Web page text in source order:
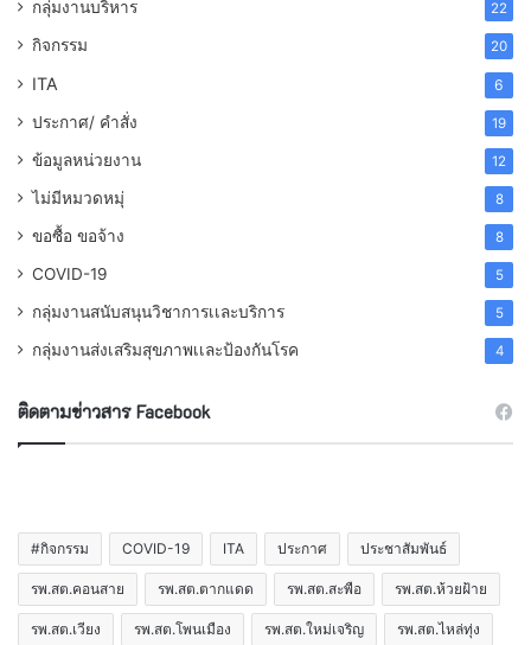
กลุ่มงานบริหาร 22
กิจกรรม 20
ITA 6
ประกาศ/ คำสั่ง 19
ข้อมูลหน่วยงาน 12
ไม่มีหมวดหมุ่ 8
ขอซื้อ ขอจ้าง 8
COVID-19 5
กลุ่มงานสนับสนุนวิชาการเเละบริการ 5
กลุ่มงานส่งเสริมสุขภาพเเละป้องกันโรค 4
ติดตามข่าวสาร Facebook
#กิจกรรม COVID-19 ITA ประกาศ ประชาสัมพันธ์
รพ.สต.คอนสาย รพ.สต.ตากแดด รพ.สต.สะพือ รพ.สต.ห้วยฝ้าย
รพ.สต.เวียง รพ.สต.โพนเมือง รพ.สต.ใหม่เจริญ รพ.สต.ไหล่ทุ่ง